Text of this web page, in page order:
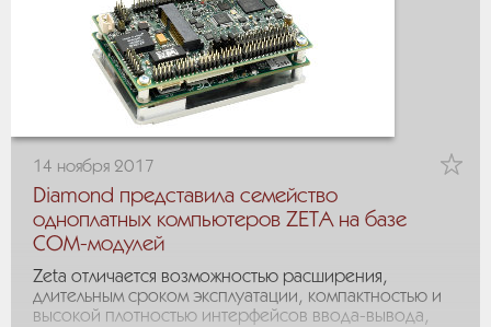
14 ноября 2017
Diamond представила семейство
одноплатных компьютеров ZETA на базе
COM-модулей
Zeta отличается возможностью расширения,
длительным сроком эксплуатации, компактностью и
высокой плотностью интерфейсов ввода-вывода,